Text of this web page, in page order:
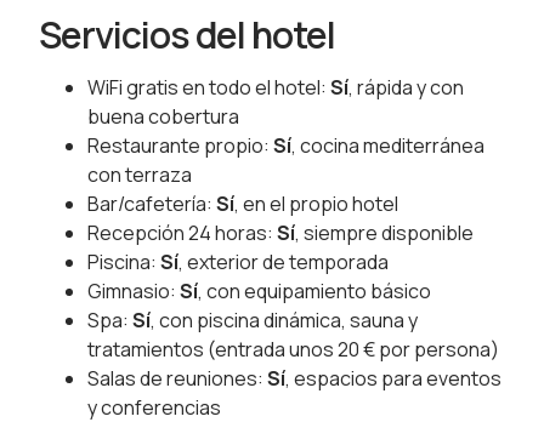
Servicios del hotel
WiFi gratis en todo el hotel:Sí, rápida y con
buena cobertura
Restaurante propio:Sí, cocina mediterránea
con terraza
Bar/cafetería:Sí, en el propio hotel
Recepción 24 horas:Sí, siempre disponible
Piscina:Sí, exterior de temporada
Gimnasio:Sí, con equipamiento básico
Spa:Sí, con piscina dinámica, sauna y
tratamientos (entrada unos 20 € por persona)
Salas de reuniones:Sí, espacios para eventos
y conferencias